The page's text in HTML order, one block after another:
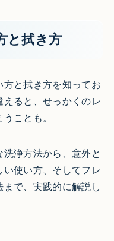
と拭き方
と拭き方を知ってお
えると、せっかくのレ
ことも。
浄方法から、意外と
使い方、そしてフレ
で、実践的に解説し